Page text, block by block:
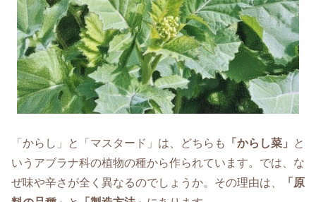
「からし」と「マスタード」は、どちらも 「からし菜」
と
いうアブラナ科の植物の種から作られています。では、な
ぜ味や辛さが全く異なるのでしょうか。その理由は、
「原